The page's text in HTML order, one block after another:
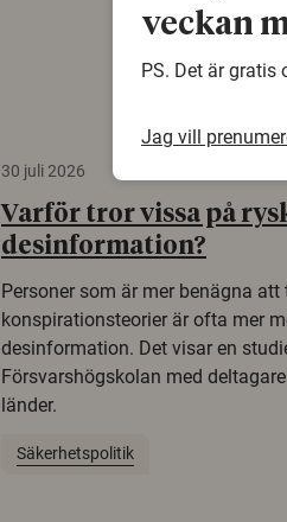
30 juli 2026
Varför tror vissa på
desinformation?
Personer som är mer benägna att
konspirationsteorier är ofta mer
desinformation. Det visar en
Försvarshögskolan med
länder.
Säkerhetspolitik
veckan
PS. Det är gratis
Jag vill